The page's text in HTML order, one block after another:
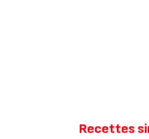
Recettes